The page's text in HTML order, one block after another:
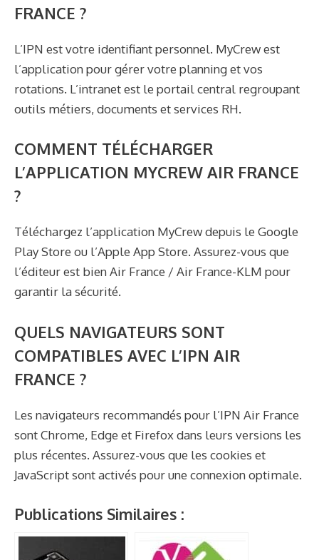
FRANCE ?
L’IPN est votre identifiant personnel. MyCrew est
l’application pour gérer votre planning et vos
rotations. L’intranet est le portail central regroupant
outils métiers, documents et services RH.
COMMENT TÉLÉCHARGER
L’APPLICATION MYCREW AIR FRANCE
?
Téléchargez l’application MyCrew depuis le Google
Play Store ou l’Apple App Store. Assurez-vous que
l’éditeur est bien Air France / Air France-KLM pour
garantir la sécurité.
QUELS NAVIGATEURS SONT
COMPATIBLES AVEC L’IPN AIR
FRANCE ?
Les navigateurs recommandés pour l’IPN Air France
sont Chrome, Edge et Firefox dans leurs versions les
plus récentes. Assurez-vous que les cookies et
JavaScript sont activés pour une connexion optimale.
Publications Similaires :